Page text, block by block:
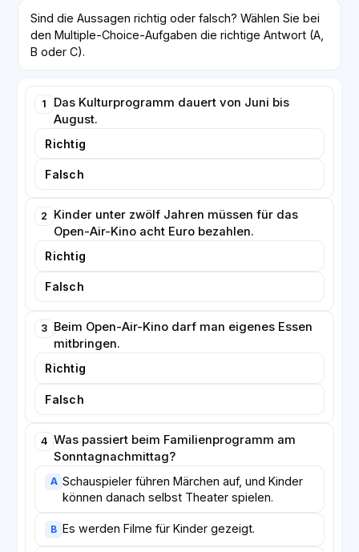
Bei schlechtem Wetter fallen die Veranstaltungen im
Freien nicht einfach aus. Konzerte und Lesungen
stattfinden; in diesem Fall wird der Film auf den
folgenden Freitag verschoben.
Internetseite der Stadt sowie in einer gedruckten
kostenlos erhältlich ist.
Sind die Aussagen richtig oder falsch? Wählen Sie bei
den Multiple-Choice-Aufgaben die richtige Antwort (A,
B oder C).
1
Das Kulturprogramm dauert von Juni bis
August.
Richtig
Falsch
2
Kinder unter zwölf Jahren müssen für das
Open-Air-Kino acht Euro bezahlen.
Richtig
Falsch
3
Beim Open-Air-Kino darf man eigenes Essen
mitbringen.
Richtig
Falsch
4 Was passiert beim Familienprogramm am
Sonntagnachmittag?
A Schauspieler führen Märchen auf, und Kinder
können danach selbst Theater spielen.
B Es werden Filme für Kinder gezeigt.